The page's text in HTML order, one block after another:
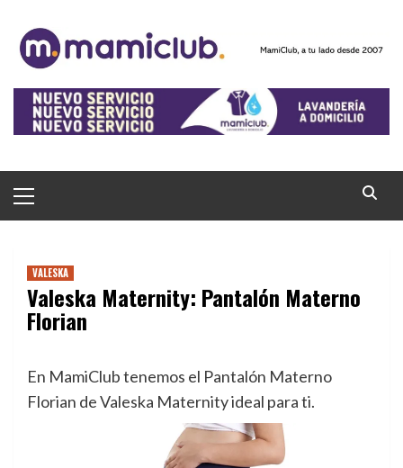
contenido
principal
VALESKA
Valeska Maternity: Pantalón Materno
Florian
En MamiClub tenemos el Pantalón Materno
Florian de Valeska Maternity ideal para ti.